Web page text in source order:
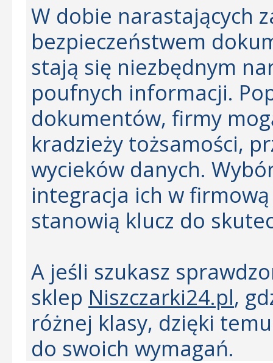
W dobie narastających
bezpieczeństwem
stają się niezbędnym
poufnych informacji.
dokumentów, firmy
kradzieży tożsamości,
wycieków danych.
integracja ich w
stanowią klucz do
A jeśli szukasz
sklep Niszczarki24.pl,
różnej klasy, dzięki
do swoich wymagań.